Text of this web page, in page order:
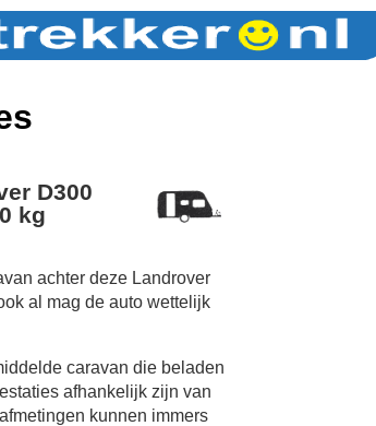
D300
kg
achter deze Landrover
al mag de auto wettelijk
caravan die beladen
afhankelijk zijn van
kunnen immers